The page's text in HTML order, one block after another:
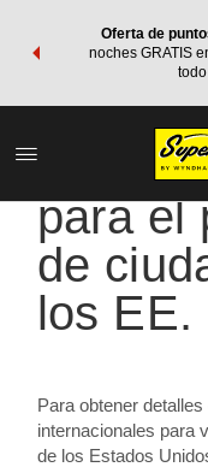
Oferta de
noches GRATIS
para el
de
los EE.
Para obtener
internacionales para
de los Estados